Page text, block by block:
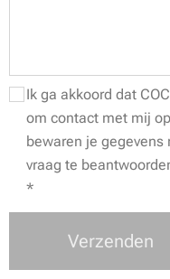
Ik ga akkoord dat
om contact met mij
bewaren je
vraag te
Verzenden